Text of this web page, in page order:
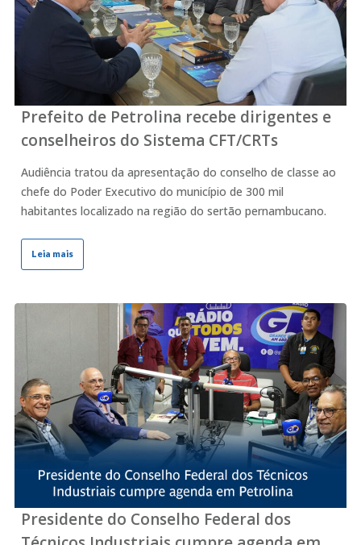
Prefeito de Petrolina recebe dirigentes e
conselheiros do Sistema CFT/CRTs
Audiência tratou da apresentação do conselho de classe ao
chefe do Poder Executivo do município de 300 mil
habitantes localizado na região do sertão pernambucano.
Leia mais
Presidente do Conselho Federal dos